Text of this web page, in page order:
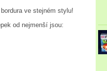
ve stejném stylu!
od nejmenší jsou: